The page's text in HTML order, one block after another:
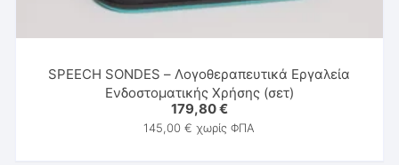
SPEECH SONDES – Λογοθεραπευτικά Εργαλεία
Ενδοστοματικής Χρήσης (σετ)
179,80€
145,00€ χωρίς ΦΠΑ